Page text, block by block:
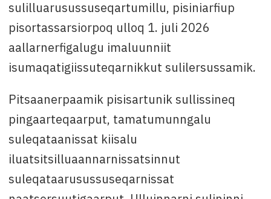
sulilluarusussuseqartumillu, pisiniarfiup
pisortassarsiorpoq ulloq 1. juli 2026
aallarnerfigalugu imaluunniit
isumaqatigiissuteqarnikkut sulilersussamik.
Pitsaanerpaamik pisisartunik sullissineq
pingaarteqaarput, tamatumunngalu
suleqataanissat kiisalu
iluatsitsilluaannarnissatsinnut
suleqataarusussuseqarnissat